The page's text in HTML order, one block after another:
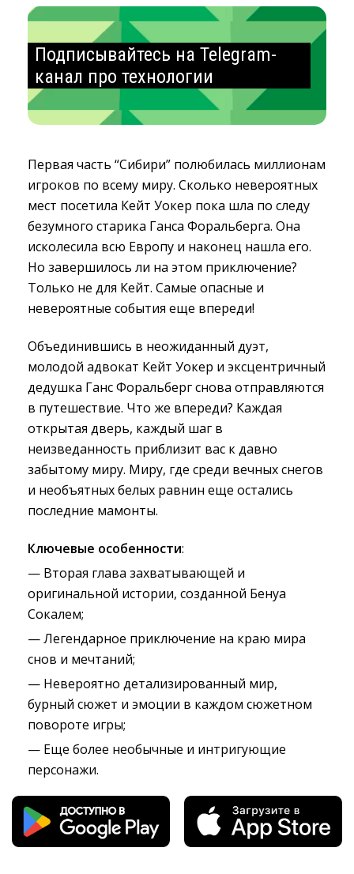
Подписывайтесь на Telegram-
канал про технологии
Первая часть “Сибири” полюбилась миллионам
игроков по всему миру. Сколько невероятных
мест посетила Кейт Уокер пока шла по следу
безумного старика Ганса Форальберга. Она
исколесила всю Европу и наконец нашла его.
Но завершилось ли на этом приключение?
Только не для Кейт. Самые опасные и
невероятные события еще впереди!
Объединившись в неожиданный дуэт,
молодой адвокат Кейт Уокер и эксцентричный
дедушка Ганс Форальберг снова отправляются
в путешествие. Что же впереди? Каждая
открытая дверь, каждый шаг в
неизведанность приблизит вас к давно
забытому миру. Миру, где среди вечных снегов
и необъятных белых равнин еще остались
последние мамонты.
Ключевые особенности:
— Вторая глава захватывающей и
оригинальной истории, созданной Бенуа
Сокалем;
— Легендарное приключение на краю мира
снов и мечтаний;
— Невероятно детализированный мир,
бурный сюжет и эмоции в каждом сюжетном
повороте игры;
— Еще более необычные и интригующие
персонажи.